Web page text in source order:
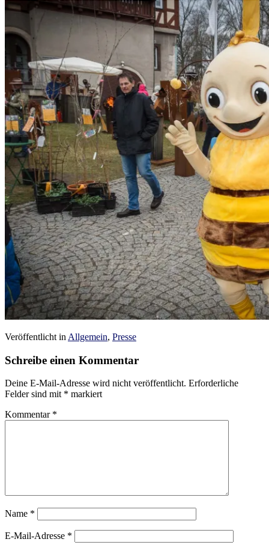
Veröffentlicht in Allgemein, Presse
Schreibe einen Kommentar
Deine E-Mail-Adresse wird nicht veröffentlicht. Erforderliche
Felder sind mit * markiert
Kommentar *
Name *
E-Mail-Adresse *